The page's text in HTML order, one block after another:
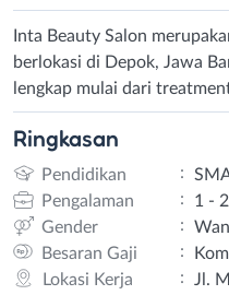
Inta Beauty Salon
berlokasi di Depok, Jawa
lengkap mulai dari
Ringkasan
Pendidikan :
Pengalaman
:
1 -
Gender
:
Besaran Gaji
:
Lokasi Kerja
:
Jl.